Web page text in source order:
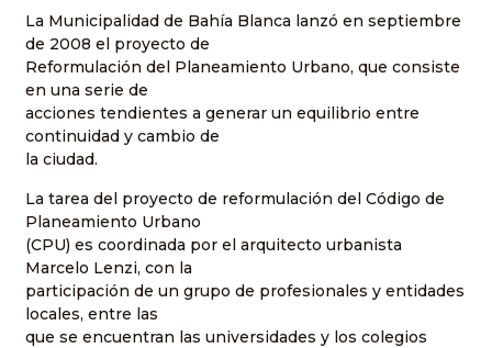
La Municipalidad de Bahía Blanca lanzó en septiembre
de 2008 el proyecto de
Reformulación del Planeamiento Urbano, que consiste
en una serie de
acciones tendientes a generar un equilibrio entre
continuidad y cambio de
la ciudad.
La tarea del proyecto de reformulación del Código de
Planeamiento Urbano
(CPU) es coordinada por el arquitecto urbanista
Marcelo Lenzi, con la
participación de un grupo de profesionales y entidades
locales, entre las
que se encuentran las universidades y los colegios